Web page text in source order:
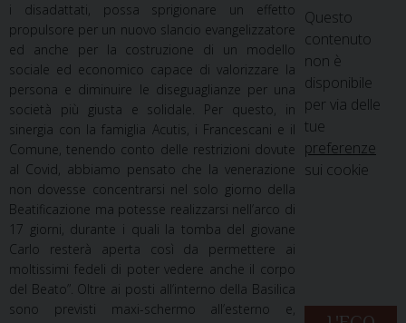
i disadattati, possa sprigionare un effetto
propulsore per un nuovo slancio evangelizzatore
ed anche per la costruzione di un modello
sociale ed economico capace di valorizzare la
persona e diminuire le diseguaglianze per una
società più giusta e solidale. Per questo, in
sinergia con la famiglia Acutis, i Francescani e il
Comune, tenendo conto delle restrizioni dovute
al Covid, abbiamo pensato che la venerazione
non dovesse concentrarsi nel solo giorno della
Beatificazione ma potesse realizzarsi nell’arco di
17 giorni, durante i quali la tomba del giovane
Carlo resterà aperta così da permettere ai
moltissimi fedeli di poter vedere anche il corpo
del Beato”. Oltre ai posti all’interno della Basilica
sono previsti maxi-schermo all’esterno e,
Questo
contenuto
non è
disponibile
per via delle
tue
preferenze
sui cookie